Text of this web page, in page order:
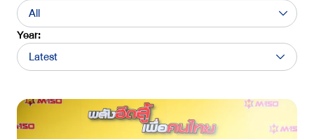
All
Year:
Latest